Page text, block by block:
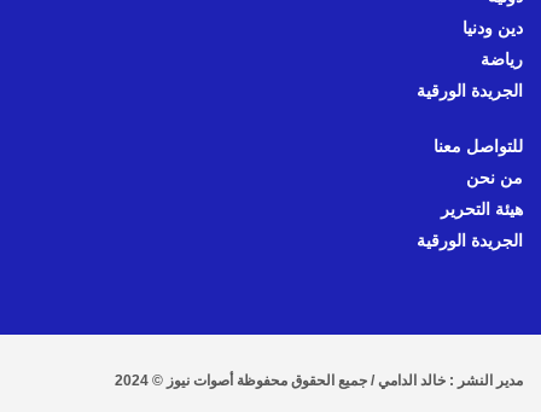
دين ودنيا
رياضة
الجريدة الورقية
للتواصل معنا
من نحن
هيئة التحرير
الجريدة الورقية
مدير النشر : خالد الدامي / جميع الحقوق محفوظة أصوات نيوز © 2024